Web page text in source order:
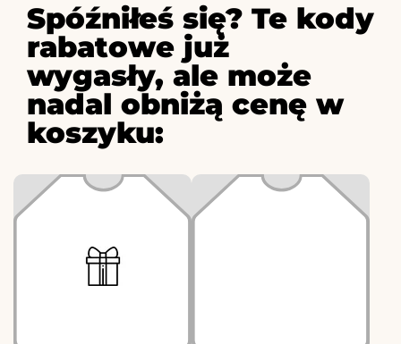
Spóźniłeś się? Te kody
rabatowe już
wygasły, ale może
nadal obniżą cenę w
koszyku: